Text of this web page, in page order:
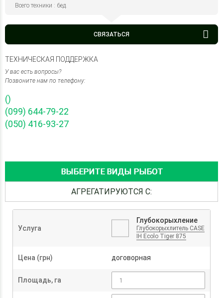
Всего техники : 6ед.
СВЯЗАТЬСЯ
ТЕХНИЧЕСКАЯ ПОДДЕРЖКА
У вас есть вопросы?
Позвоните нам по телефону:
()
(099) 644-79-22
(050) 416-93-27
ВЫБЕРИТЕ ВИДЫ РЫБОТ
АГРЕГАТИРУЮТСЯ С:
Услуга
Глубокорыхление
Глубокорыхлитель CASE
IH Ecolo Tiger 875
Цена (грн) договорная
Площадь, га